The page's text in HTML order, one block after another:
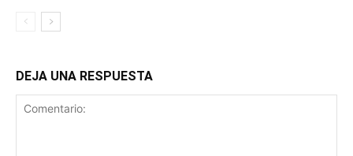
DEJA UNA RESPUESTA